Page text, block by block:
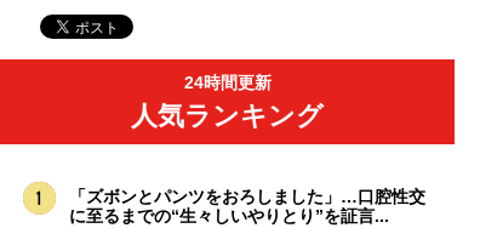
24時間更新
人気ランキング
「ズボンとパンツをおろしました」…口腔性交
に至るまでの“生々しいやりとり”を証言...